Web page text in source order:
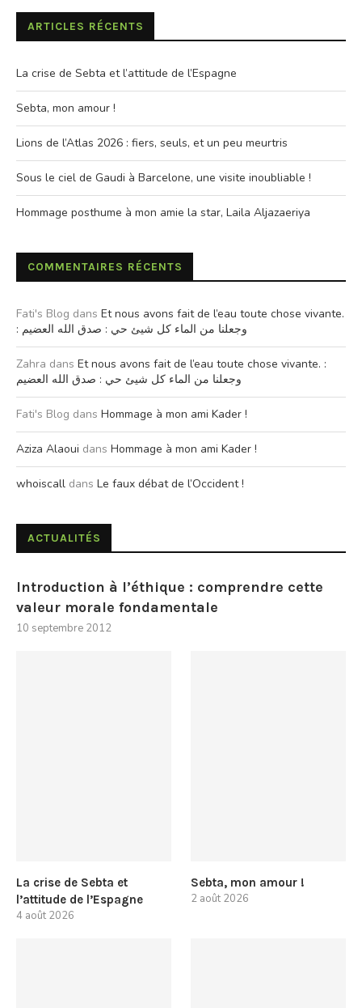
ARTICLES RÉCENTS
La crise de Sebta et l’attitude de l’Espagne
Sebta, mon amour !
Lions de l’Atlas 2026 : fiers, seuls, et un peu meurtris
Sous le ciel de Gaudi à Barcelone, une visite inoubliable !
Hommage posthume à mon amie la star, Laila Aljazaeriya
COMMENTAIRES RÉCENTS
Fati's Blog dans Et nous avons fait de l’eau toute chose vivante.
: وجعلنا من الماء كل شيئ حي : صدق الله العضيم
Zahra dans Et nous avons fait de l’eau toute chose vivante. :
وجعلنا من الماء كل شيئ حي : صدق الله العضيم
Fati's Blog dans Hommage à mon ami Kader !
Aziza Alaoui dans Hommage à mon ami Kader !
whoiscall dans Le faux débat de l’Occident !
ACTUALITÉS
Introduction à l’éthique : comprendre cette
valeur morale fondamentale
10 septembre 2012
La crise de Sebta et
l’attitude de l’Espagne
4 août 2026
Sebta, mon amour !
2 août 2026